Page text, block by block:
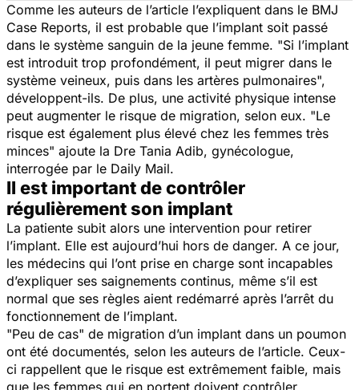
Comme les auteurs de l’article l’expliquent dans le BMJ
Case Reports, il est probable que l’implant soit passé
dans le système sanguin de la jeune femme. "Si l’implant
est introduit trop profondément, il peut migrer dans le
système veineux, puis dans les artères pulmonaires",
développent-ils. De plus, une activité physique intense
peut augmenter le risque de migration, selon eux. "Le
risque est également plus élevé chez les femmes très
minces" ajoute la Dre Tania Adib, gynécologue,
interrogée par le Daily Mail.
Il est important de contrôler
régulièrement son implant
La patiente subit alors une intervention pour retirer
l’implant. Elle est aujourd’hui hors de danger. A ce jour,
les médecins qui l’ont prise en charge sont incapables
d’expliquer ses saignements continus, même s’il est
normal que ses règles aient redémarré après l’arrêt du
fonctionnement de l’implant.
"Peu de cas" de migration d’un implant dans un poumon
ont été documentés, selon les auteurs de l’article. Ceux-
ci rappellent que le risque est extrêmement faible, mais
que les femmes qui en portent doivent contrôler